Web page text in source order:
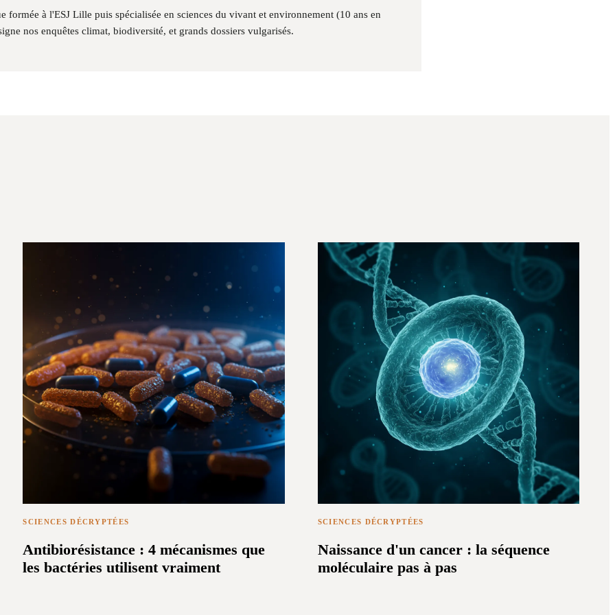
formée à l'ESJ Lille puis spécialisée en sciences du vivant et environnement (10 ans en
nos enquêtes climat, biodiversité, et grands dossiers vulgarisés.
SCIENCES DÉCRYPTÉES
Antibiorésistance : 4 mécanismes que
les bactéries utilisent vraiment
SCIENCES DÉCRYPTÉES
Naissance d'un cancer : la séquence
moléculaire pas à pas